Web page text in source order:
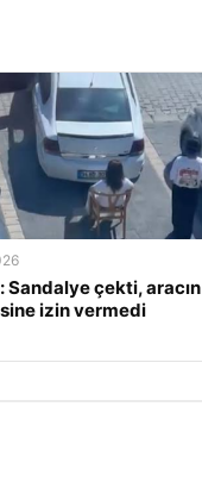
Sandalye çekti, aracın
izin vermedi